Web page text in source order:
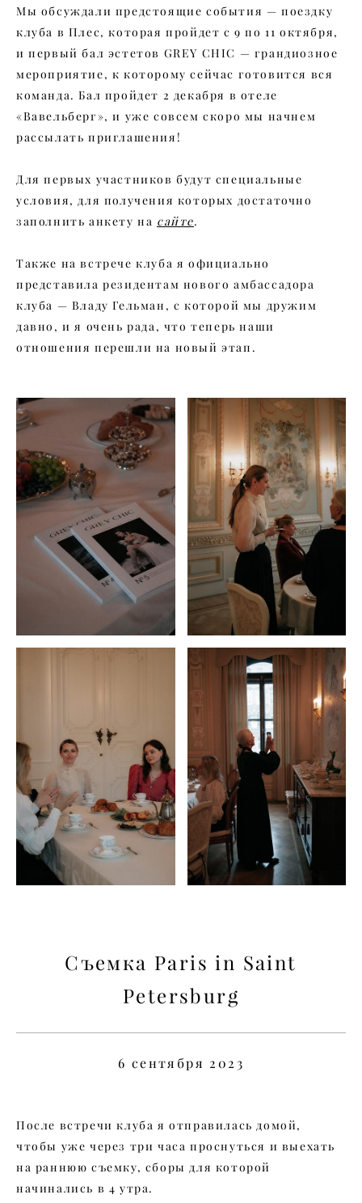
Мы обсуждали предстоящие события — поездку
клуба в Плес, которая пройдет с 9 по 11 октября,
и первый бал эстетов GREY CHIC — грандиозное
мероприятие, к которому сейчас готовится вся
команда. Бал пройдет 2 декабря в отеле
«Вавельберг», и уже совсем скоро мы начнем
рассылать приглашения!
Для первых участников будут специальные
условия, для получения которых достаточно
заполнить анкету на сайте.
Также на встрече клуба я официально
представила резидентам нового амбассадора
клуба — Владу Гельман, с которой мы дружим
давно, и я очень рада, что теперь наши
отношения перешли на новый этап.
Съемка Paris in Saint
Petersburg
6 сентября 2023
После встречи клуба я отправилась домой,
чтобы уже через три часа проснуться и выехать
на раннюю съемку, сборы для которой
начинались в 4 утра.